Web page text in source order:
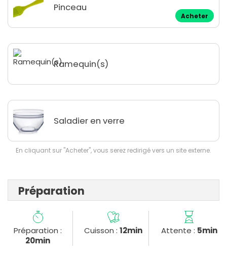
Pinceau
Acheter
Ramequin(s)
Saladier en verre
En cliquant sur "Acheter", vous serez redirigé vers un site externe.
Préparation
Préparation :
20min
Cuisson :12min Attente : 5min